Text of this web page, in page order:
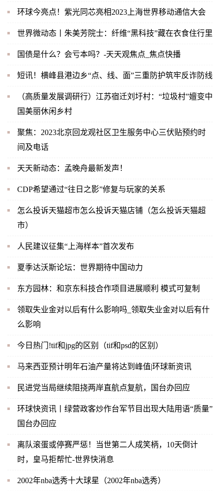
环球今亮点！紫光同芯亮相2023上海世界移动通信大会
世界微动态丨朱美芳院士：纤维“黑科技”藏在衣食住行里
国债是什么？会亏本吗？-天天观焦点_焦点快播
短讯！横峰县港边乡“点、线、面”三重防护筑牢反诈防线
（高质量发展调研行）江苏宿迁刘圩村：“垃圾村”嬗变中
国美丽休闲乡村
聚焦：2023北京回龙观社区卫生服务中心三伏贴预约时
间及电话
天天新动态：孟晚舟最新发声！
CDP希望通过“往日之影”修复与玩家的关系
怎么投诉天猫超市怎么投诉天猫店铺（怎么投诉天猫超
市）
人民建议征集“上海样本”首次发布
夏季达沃斯论坛：世界期待中国动力
东方园林：和京东科技合作项目进展顺利 模式可复制
领取失业金对以后有什么影响吗_领取失业金对以后有什
么影响
今日热门!tif和jpg的区别（tif和psd的区别）
马来西亚预计明年石油产量将达到峰值|环球新资讯
民进党当局继续阻挠两岸直航点复航，国台办回应
环球快资讯丨绿营政客炒作台军节目出现大陆用语“质量”
国台办回应
离队滚蛋或停赛严惩！当世第二人成笑柄，10天倒计
时，皇马拒帮忙-世界快消息
2002年nba选秀十大球星（2002年nba选秀）